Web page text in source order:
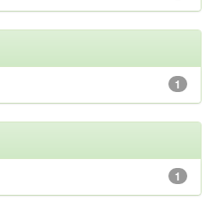
1
1